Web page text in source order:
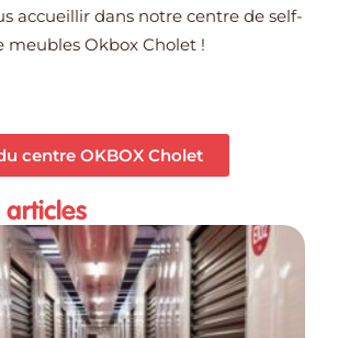
accueillir dans notre centre de self-
meubles Okbox Cholet !
centre OKBOX Cholet
articles